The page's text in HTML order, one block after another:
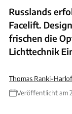
Russlands
Facelift.
frischen die
Lichttechnik
Thomas Ranki-
Veröffentlicht am